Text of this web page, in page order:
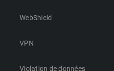
WebShield
VPN
Violation de données